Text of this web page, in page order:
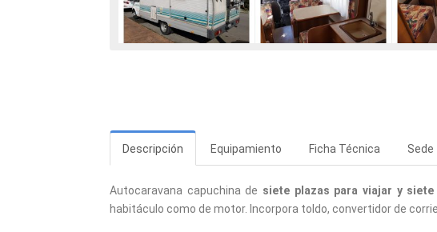
Descripción Equipamiento Ficha Técnica Sede
Autocaravana capuchina de siete plazas para viajar y
habitáculo como de motor. Incorpora toldo, convertidor de